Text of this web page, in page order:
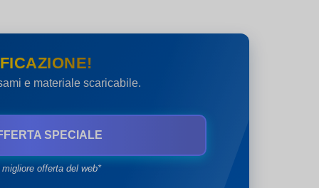
e materiale scaricabile.
SPECIALE
offerta del web*